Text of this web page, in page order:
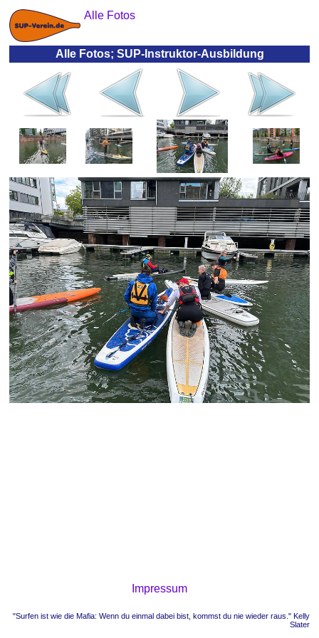
Alle Fotos
Alle Fotos; SUP-Instruktor-Ausbildung
Impressum
"Surfen ist wie die Mafia: Wenn du einmal dabei bist, kommst du nie wieder raus." Kelly
Slater